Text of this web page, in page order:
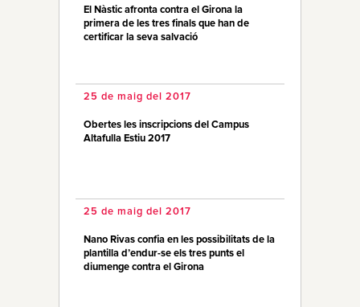
El Nàstic afronta contra el Girona la
primera de les tres finals que han de
certificar la seva salvació
25 de maig del 2017
Obertes les inscripcions del Campus
Altafulla Estiu 2017
25 de maig del 2017
Nano Rivas confia en les possibilitats de la
plantilla d’endur-se els tres punts el
diumenge contra el Girona